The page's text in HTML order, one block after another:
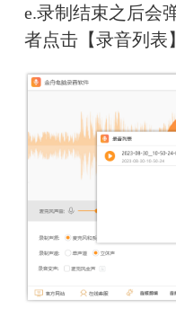
e.录制结束之后会
者点击【录音列表